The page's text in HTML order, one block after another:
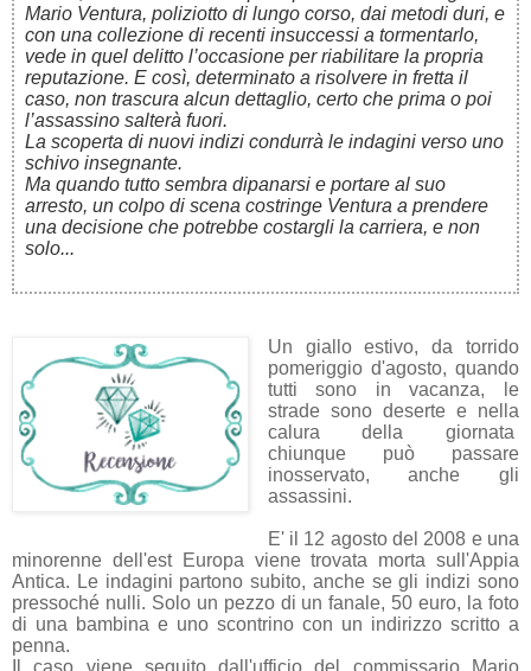
Mario Ventura, poliziotto di lungo corso, dai metodi duri, e
con una collezione di recenti insuccessi a tormentarlo,
vede in quel delitto l’occasione per riabilitare la propria
reputazione. E così, determinato a risolvere in fretta il
caso, non trascura alcun dettaglio, certo che prima o poi
l’assassino salterà fuori.
La scoperta di nuovi indizi condurrà le indagini verso uno
schivo insegnante.
Ma quando tutto sembra dipanarsi e portare al suo
arresto, un colpo di scena costringe Ventura a prendere
una decisione che potrebbe costargli la carriera, e non
solo...
Un giallo estivo, da torrido
pomeriggio d'agosto, quando
tutti sono in vacanza, le
strade sono deserte e nella
calura della giornata
chiunque può passare
inosservato, anche gli
assassini.
E' il 12 agosto del 2008 e una
minorenne dell'est Europa viene trovata morta sull'Appia
Antica. Le indagini partono subito, anche se gli indizi sono
pressoché nulli. Solo un pezzo di un fanale, 50 euro, la foto
di una bambina e uno scontrino con un indirizzo scritto a
penna.
Il caso viene seguito dall'ufficio del commissario Mario